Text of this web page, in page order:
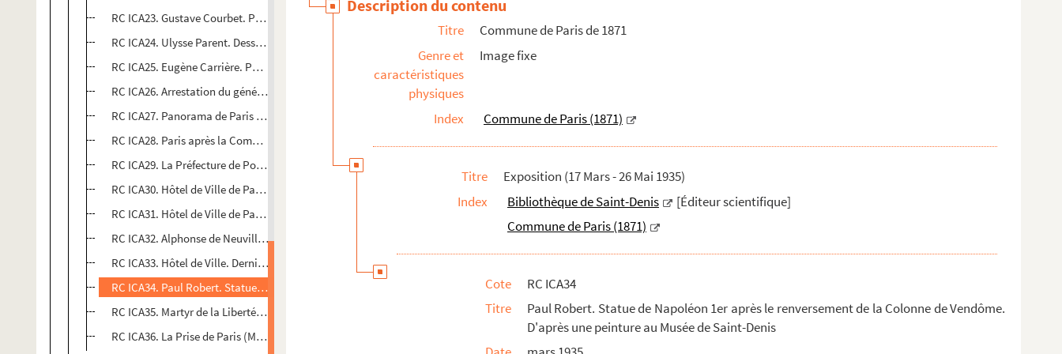
RC ICA23. Gustave Courbet. Peintre et sculpteur. Membre de la Commune. D'après une photographie au Musée de Sa...
RC ICA24. Ulysse Parent. Dessinateur et homme politique. Membre de la Commune de Paris (1871). Buste, par Jule...
RC ICA25. Eugène Carrière. Portrait d'Auguste Blanqui. D'après une peinture au Musée Carnavalet
RC ICA26. Arrestation du général Cluseret à la Commune (Croquis de SLOM). D'après un dessin au Musée de Saint-...
RC ICA27. Panorama de Paris en flammes (Mai 1871). D'après une estampe en couleurs au Musée de Saint-Denis
RC ICA28. Paris après la Commune - Angle de la rue St-Martin et de la rue de Rivoli. D'après une photographie ...
RC ICA29. La Préfecture de Police de Paris, après l'incendie (Mai 1871). D'après une photographie de l'Institu...
RC ICA30. Hôtel de Ville de Paris - Salle des Fêtes après l'incendie (Mai 1871). D'après une photographie de l...
RC ICA31. Hôtel de Ville de Paris, après l'incendie (Mai 1871). D'après une photographie de l'Institut d'Histo...
RC ICA32. Alphonse de Neuville. Enlèvement des fusillés de la Commune. D'après un dessin au Musée de Saint-Den...
RC ICA33. Hôtel de Ville. Dernier ballon partant pour la Province emportant les Proclamations de la Commune Ag...
RC ICA34. Paul Robert. Statue de Napoléon 1er après le renversement de la Colonne de Vendôme. D'après une pein...
RC ICA35. Martyr de la Liberté, Gustave Flourens. Actualités n°82. Musée de Saint-Denis
RC ICA36. La Prise de Paris (Mai 1871). Les barricades de la place Blanche défendue par des femmes. Musée de S...
Description du contenu
Titre
Commune de Paris de 1871
Genre et
caractéristiques
physiques
Image fixe
Index Commune de Paris (1871)
Titre
Exposition (17 Mars - 26 Mai 1935)
Index
Bibliothèque de Saint-Denis
[Éditeur scientifique]
Commune de Paris (1871)
Cote
RC ICA34
Titre
Paul Robert. Statue de Napoléon 1er après le renversement de la Colonne de Vendôme.
D'après une peinture au Musée de Saint-Denis